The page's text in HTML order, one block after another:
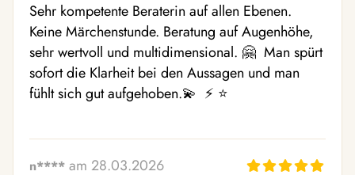
Sehr kompetente Beraterin auf allen Ebenen.
Keine Märchenstunde. Beratung auf Augenhöhe,
sehr wertvoll und multidimensional. 🤗  Man spürt
sofort die Klarheit bei den Aussagen und man
fühlt sich gut aufgehoben.💫  ⚡ ️⭐ ️
n**** am 28.03.2026